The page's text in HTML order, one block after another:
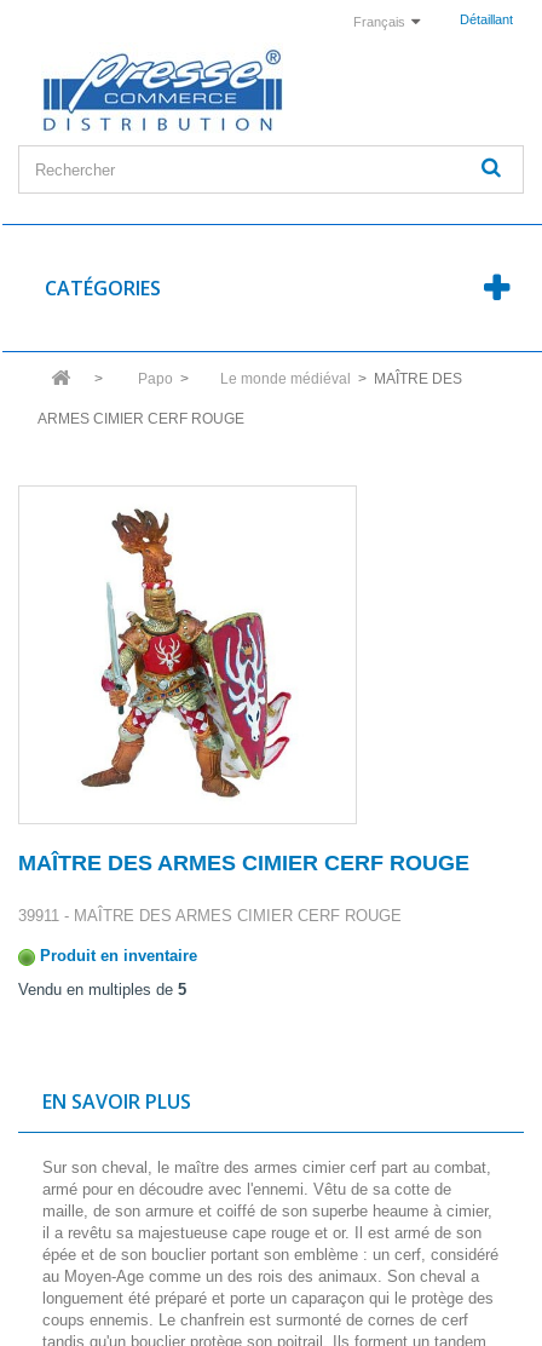
Détaillant
Français
CATÉGORIES
> Papo > Le monde médiéval > MAÎTRE DES
ARMES CIMIER CERF ROUGE
MAÎTRE DES ARMES CIMIER CERF ROUGE
39911 - MAÎTRE DES ARMES CIMIER CERF ROUGE
Produit en inventaire
Vendu en multiples de 5
EN SAVOIR PLUS
Sur son cheval, le maître des armes cimier cerf part au combat,
armé pour en découdre avec l'ennemi. Vêtu de sa cotte de
maille, de son armure et coiffé de son superbe heaume à cimier,
il a revêtu sa majestueuse cape rouge et or. Il est armé de son
épée et de son bouclier portant son emblème : un cerf, considéré
au Moyen-Age comme un des rois des animaux. Son cheval a
longuement été préparé et porte un caparaçon qui le protège des
coups ennemis. Le chanfrein est surmonté de cornes de cerf
tandis qu'un bouclier protège son poitrail. Ils forment un tandem